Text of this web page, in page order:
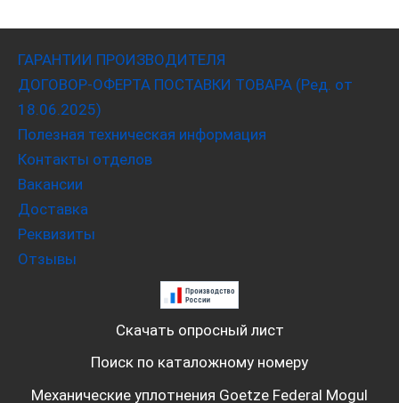
ГАРАНТИИ ПРОИЗВОДИТЕЛЯ
ДОГОВОР-ОФЕРТА ПОСТАВКИ ТОВАРА (Ред. от
18.06.2025)
Полезная техническая информация
Контакты отделов
Вакансии
Доставка
Реквизиты
Отзывы
Скачать опросный лист
Поиск по каталожному номеру
Механические уплотнения Goetze Federal Mogul